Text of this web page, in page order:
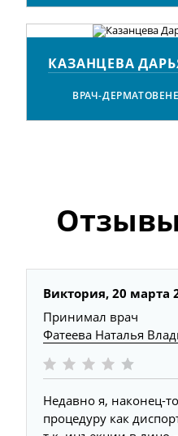
КАЗАНЦЕВА
ВРАЧ-
Отзывы
Виктория, 20 марта
Принимал врач
Фатеева Наталья
Недавно я, наконец-
процедуру как